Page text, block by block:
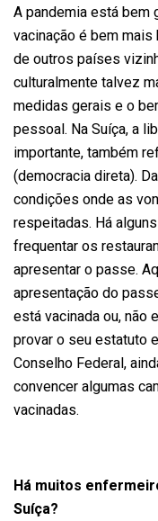
A pandemia está bem
vacinação é bem
de outros países
culturalmente talvez
medidas gerais e o
pessoal. Na Suíça, a
importante, também
(democracia direta).
condições onde as
respeitadas. Há
frequentar os
apresentar o passe.
apresentação do
está vacinada ou, não
provar o seu estatuto
Conselho Federal,
convencer algumas
vacinadas.
Há muitos
Suíça?